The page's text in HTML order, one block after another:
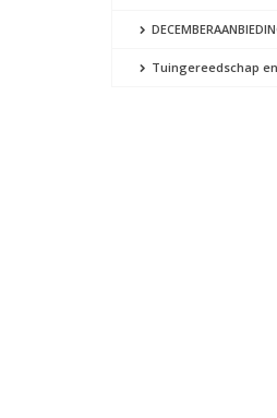
Tuingereedschap